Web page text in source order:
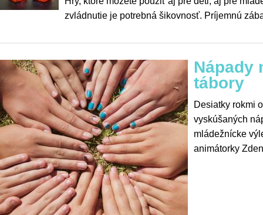
zvládnutie je potrebná šikovnosť. Príjemnú
Nápady
tábory
Desiatky rokmi
vyskúšaných
mládežnícke
animátorky